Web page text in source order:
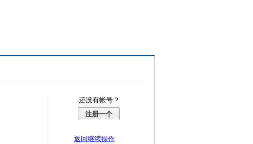
还没有帐号？
注册一个
返回继续操作